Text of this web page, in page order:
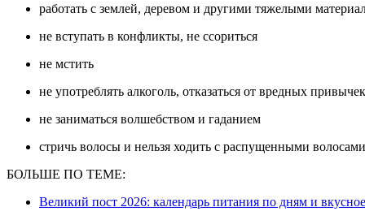
работать с землей, деревом и другими тяжелыми
не вступать в конфликты, не ссориться
не мстить
не употреблять алкоголь, отказаться от вредных привычек
не заниматься волшебством и гаданием
стричь волосы и нельзя ходить с распущенными волосами
БОЛЬШЕ ПО ТЕМЕ:
Великий пост 2026: календарь питания по дням и